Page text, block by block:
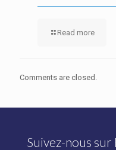
Read more
Comments are closed.
Suivez-nous sur